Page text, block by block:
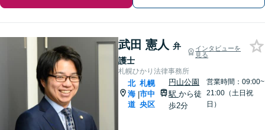
武田 憲人 弁
護士
インタビューを
見る
札幌ひかり法律事務所
北
海
道
|
札幌
市中
央区
円山公園
駅から徒
歩2分
営業時間：09:00~
21:00（土日祝
日）